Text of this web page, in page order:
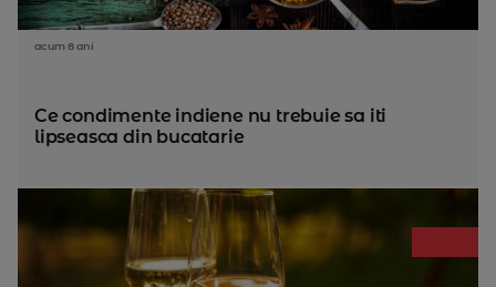
acum 8 ani
Ce condimente indiene nu trebuie sa iti
lipseasca din bucatarie